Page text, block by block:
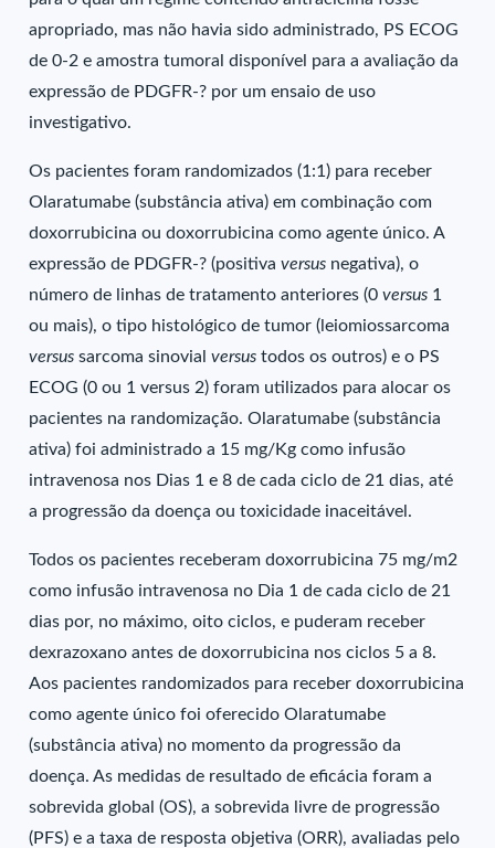
apropriado, mas não havia sido administrado, PS ECOG
de 0-2 e amostra tumoral disponível para a avaliação da
expressão de PDGFR-? por um ensaio de uso
investigativo.
Os pacientes foram randomizados (1:1) para receber
Olaratumabe (substância ativa) em combinação com
doxorrubicina ou doxorrubicina como agente único. A
expressão de PDGFR-? (positivaversus negativa), o
número de linhas de tratamento anteriores (0versus 1
ou mais), o tipo histológico de tumor (leiomiossarcoma
versussarcoma sinovialversustodos os outros) e o PS
ECOG (0 ou 1 versus 2) foram utilizados para alocar os
pacientes na randomização. Olaratumabe (substância
ativa) foi administrado a 15 mg/Kg como infusão
intravenosa nos Dias 1 e 8 de cada ciclo de 21 dias, até
a progressão da doença ou toxicidade inaceitável.
Todos os pacientes receberam doxorrubicina 75 mg/m2
como infusão intravenosa no Dia 1 de cada ciclo de 21
dias por, no máximo, oito ciclos, e puderam receber
dexrazoxano antes de doxorrubicina nos ciclos 5 a 8.
Aos pacientes randomizados para receber doxorrubicina
como agente único foi oferecido Olaratumabe
(substância ativa) no momento da progressão da
doença. As medidas de resultado de eficácia foram a
sobrevida global (OS), a sobrevida livre de progressão
(PFS) e a taxa de resposta objetiva (ORR), avaliadas pelo